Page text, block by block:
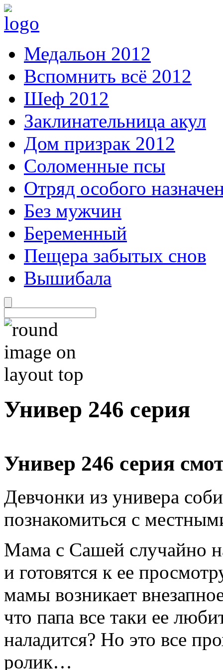
Медальон 2012
Вспомнить всё 2012
Шеф 2012
Заклинательница акул
Дом призрак 2012
Соломенные псы
Отряд особого
Без мужчин
Беременный
Пещера забытых снов
Вышибала
Универ 246 серия
Универ 246 серия
Девчонки из универа
познакомиться с
Мама с Сашей случайно
и готовятся к ее
мамы возникает
что папа все таки ее
наладится? Но это все
ролик…